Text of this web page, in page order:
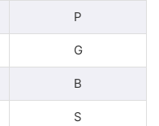
P
G
B
S